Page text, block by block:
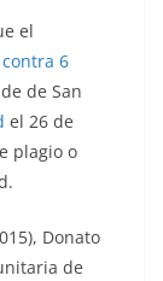
el
6
de San
el 26 de
plagio o
Donato
de